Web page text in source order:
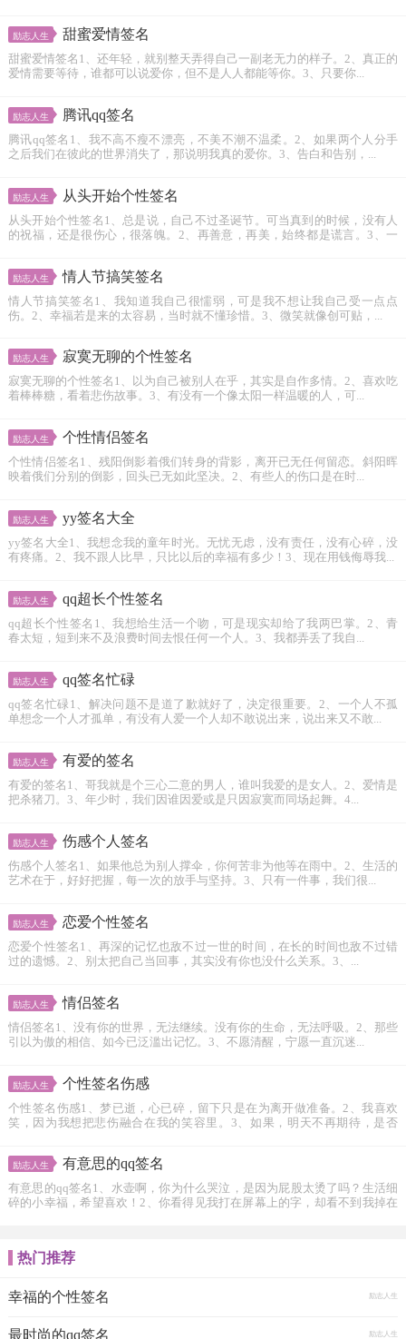
励志人生 甜蜜爱情签名
甜蜜爱情签名1、还年轻，就别整天弄得自己一副老无力的样子。2、真正的
爱情需要等待，谁都可以说爱你，但不是人人都能等你。3、只要你...
励志人生 腾讯qq签名
腾讯qq签名1、我不高不瘦不漂亮，不美不潮不温柔。2、如果两个人分手
之后我们在彼此的世界消失了，那说明我真的爱你。3、告白和告别，...
励志人生 从头开始个性签名
从头开始个性签名1、总是说，自己不过圣诞节。可当真到的时候，没有人
的祝福，还是很伤心，很落魄。2、再善意，再美，始终都是谎言。3、一
励志人生 情人节搞笑签名
情人节搞笑签名1、我知道我自己很懦弱，可是我不想让我自己受一点点
伤。2、幸福若是来的太容易，当时就不懂珍惜。3、微笑就像创可贴，...
励志人生 寂寞无聊的个性签名
寂寞无聊的个性签名1、以为自己被别人在乎，其实是自作多情。2、喜欢吃
着棒棒糖，看着悲伤故事。3、有没有一个像太阳一样温暖的人，可...
励志人生 个性情侣签名
个性情侣签名1、残阳倒影着俄们转身的背影，离开已无任何留恋。斜阳晖
映着俄们分别的倒影，回头已无如此坚决。2、有些人的伤口是在时...
励志人生 yy签名大全
yy签名大全1、我想念我的童年时光。无忧无虑，没有责任，没有心碎，没
有疼痛。2、我不跟人比早，只比以后的幸福有多少！3、现在用钱侮辱我...
励志人生 qq超长个性签名
qq超长个性签名1、我想给生活一个吻，可是现实却给了我两巴掌。2、青
春太短，短到来不及浪费时间去恨任何一个人。3、我都弄丢了我自...
励志人生 qq签名忙碌
qq签名忙碌1、解决问题不是道了歉就好了，决定很重要。2、一个人不孤
单想念一个人才孤单，有没有人爱一个人却不敢说出来，说出来又不敢...
励志人生 有爱的签名
有爱的签名1、哥我就是个三心二意的男人，谁叫我爱的是女人。2、爱情是
把杀猪刀。3、年少时，我们因谁因爱或是只因寂寞而同场起舞。4...
励志人生 伤感个人签名
伤感个人签名1、如果他总为别人撑伞，你何苦非为他等在雨中。2、生活的
艺术在于，好好把握，每一次的放手与坚持。3、只有一件事，我们很...
励志人生 恋爱个性签名
恋爱个性签名1、再深的记忆也敌不过一世的时间，在长的时间也敌不过错
过的遗憾。2、别太把自己当回事，其实没有你也没什么关系。3、...
励志人生 情侣签名
情侣签名1、没有你的世界，无法继续。没有你的生命，无法呼吸。2、那些
引以为傲的相信、如今已泛滥出记忆。3、不愿清醒，宁愿一直沉迷...
励志人生 个性签名伤感
个性签名伤感1、梦已逝，心已碎，留下只是在为离开做准备。2、我喜欢
笑，因为我想把悲伤融合在我的笑容里。3、如果，明天不再期待，是否
励志人生 有意思的qq签名
有意思的qq签名1、水壶啊，你为什么哭泣，是因为屁股太烫了吗？生活细
碎的小幸福，希望喜欢！2、你看得见我打在屏幕上的字，却看不到我掉在
热门推荐
幸福的个性签名 励志人生
最时尚的qq签名 励志人生